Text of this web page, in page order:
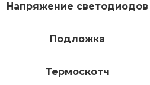
Напряжение светодиодов
Подложка
Термоскотч